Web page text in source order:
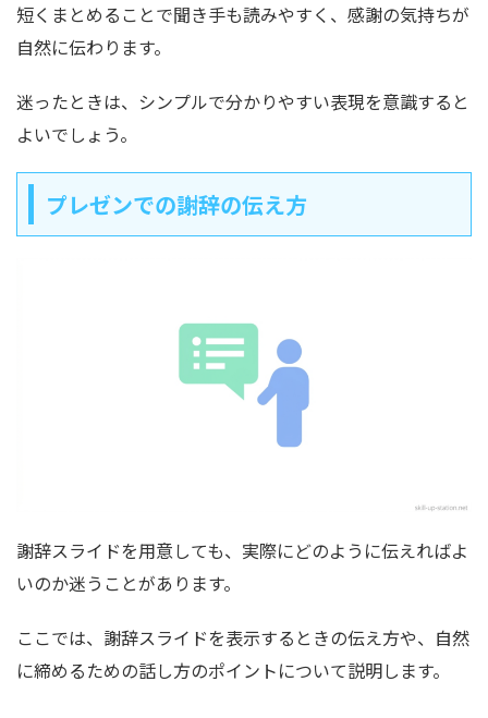
短くまとめることで聞き手も読みやすく、感謝の気持ちが
自然に伝わります。
迷ったときは、シンプルで分かりやすい表現を意識すると
よいでしょう。
プレゼンでの謝辞の伝え方
謝辞スライドを用意しても、実際にどのように伝えればよ
いのか迷うことがあります。
ここでは、謝辞スライドを表示するときの伝え方や、自然
に締めるための話し方のポイントについて説明します。